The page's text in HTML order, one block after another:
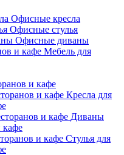
Офисные кресла
Офисные стулья
Офисные диваны
Мебель для
и кафе
Кресла для
Диваны
кафе
Стулья для